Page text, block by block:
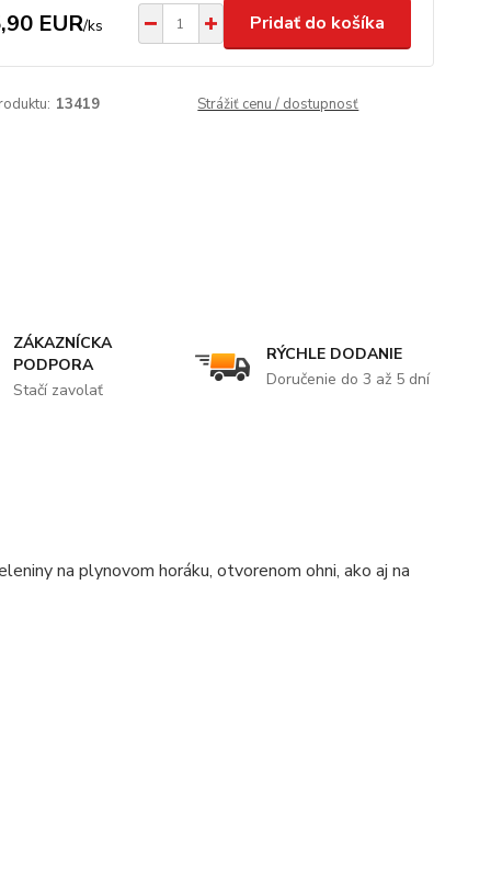
EUR/ks Pridať do košíka
13419 Strážiť cenu / dostupnosť
ZÁKAZNÍCKA
PODPORA
Stačí zavolať
RÝCHLE DODANIE
Doručenie do 3 až 5 dní
na plynovom horáku, otvorenom ohni, ako aj na